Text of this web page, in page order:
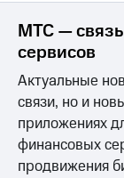
именных
Другое
развитие
МТС —
сервисов
Актуальные
связи, но и
приложениях
финансовых
продвижения